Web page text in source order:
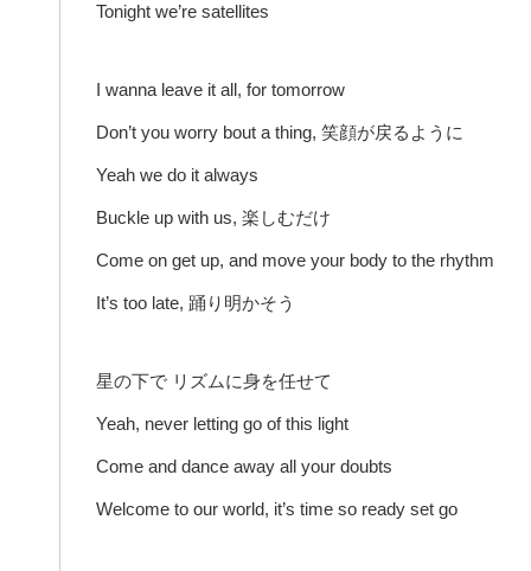
Tonight we’re satellites
I wanna leave it all, for tomorrow
Don’t you worry bout a thing, 笑顔が戻るように
Yeah we do it always
Buckle up with us, 楽しむだけ
Come on get up, and move your body to the rhythm
It’s too late, 踊り明かそう
星の下で リズムに身を任せて
Yeah, never letting go of this light
Come and dance away all your doubts
Welcome to our world, it’s time so ready set go